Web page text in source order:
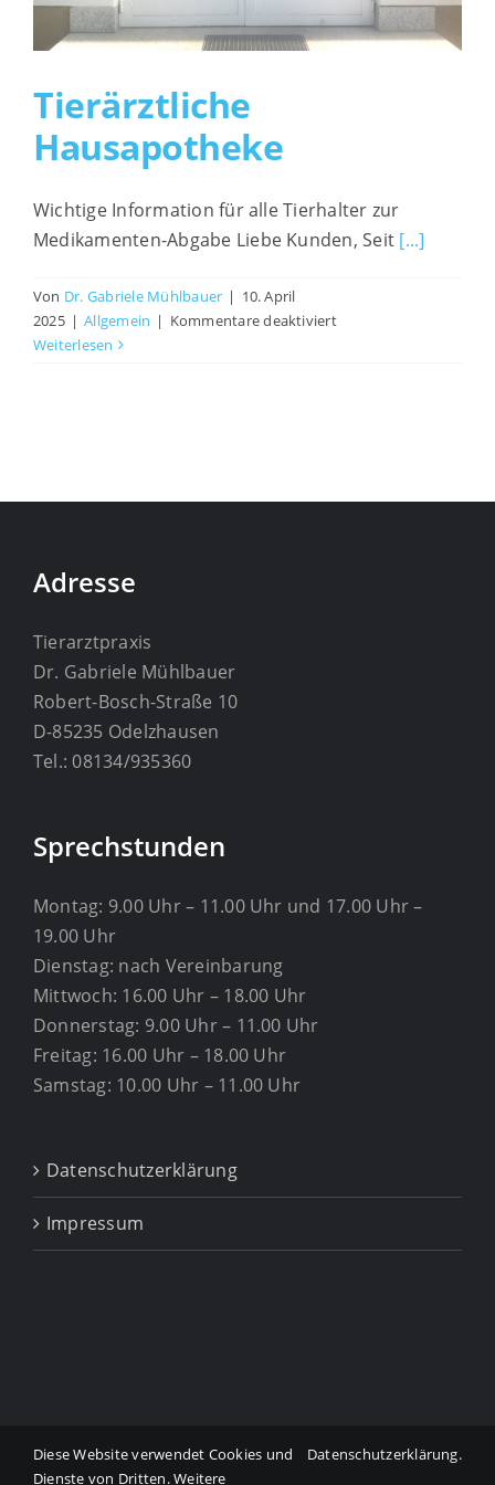
Interessante Links
Impressum
Tierärztliche
Hausapotheke
Wichtige Information für alle Tierhalter zur
Medikamenten-Abgabe Liebe Kunden, Seit [...]
Von Dr. Gabriele Mühlbauer | 10. April
2025 | Allgemein | Kommentare deaktiviertfür
Weiterlesen
Adresse
Tierarztpraxis
Dr. Gabriele Mühlbauer
Robert-Bosch-Straße 10
D-85235 Odelzhausen
Tel.: 08134/935360
Sprechstunden
Montag: 9.00 Uhr – 11.00 Uhr und 17.00 Uhr –
19.00 Uhr
Dienstag: nach Vereinbarung
Mittwoch: 16.00 Uhr – 18.00 Uhr
Donnerstag: 9.00 Uhr – 11.00 Uhr
Freitag: 16.00 Uhr – 18.00 Uhr
Samstag: 10.00 Uhr – 11.00 Uhr
Datenschutzerklärung
Impressum
Diese Website verwendet Cookies und
Dienste von Dritten. Weitere
Datenschutzerklärung.